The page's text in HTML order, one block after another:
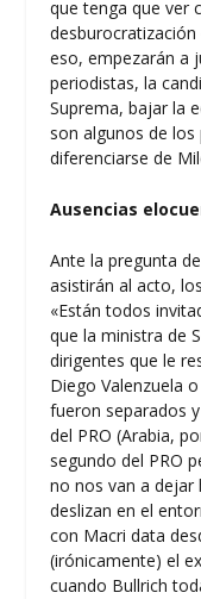
que tenga que ver
eso, empezarán a
periodistas, la
Suprema, bajar la
son algunos de
diferenciarse de
Ausencias
Ante la pregunta
asistirán al acto,
«Están todos
que la ministra de
dirigentes que le
Diego Valenzuela
fueron separados
del PRO (Arabia,
segundo del PRO
no nos van a dejar
deslizan en el
con Macri data
(irónicamente) el
cuando Bullrich